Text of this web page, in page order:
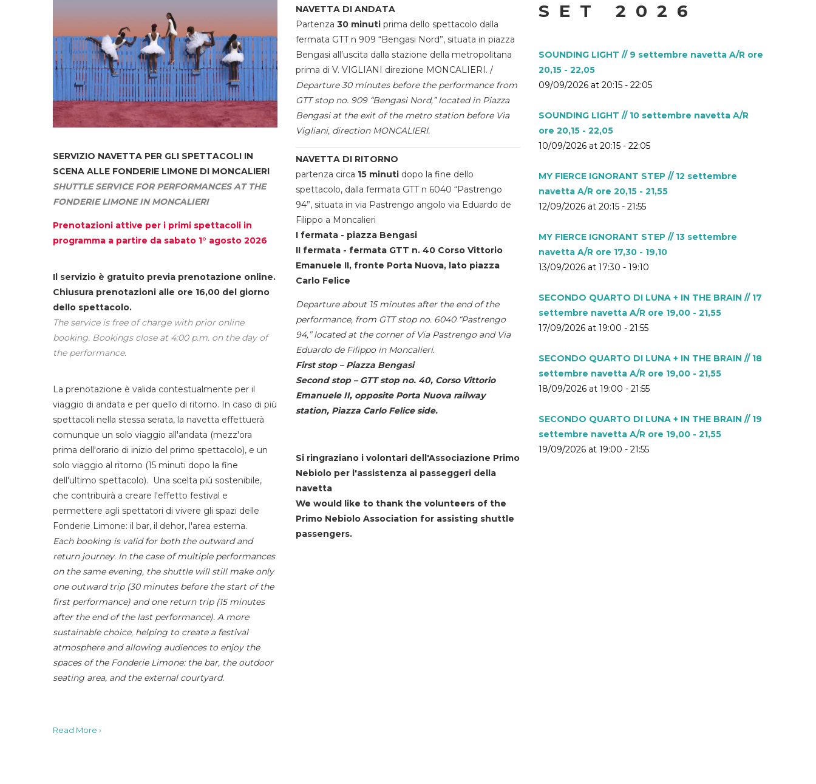
SERVIZIO NAVETTA PER GLI SPETTACOLI IN
SCENA ALLE FONDERIE LIMONE DI MONCALIERI
SHUTTLE SERVICE FOR PERFORMANCES AT THE
FONDERIE LIMONE IN MONCALIERI
Prenotazioni attive per i primi spettacoli in
programma a partire da sabato 1° agosto 2026
Il servizio è gratuito previa prenotazione online.
Chiusura prenotazioni alle ore 16,00 del giorno
dello spettacolo.
The service is free of charge with prior online
booking. Bookings close at 4:00 p.m. on the day of
the performance.
La prenotazione è valida contestualmente per il
viaggio di andata e per quello di ritorno. In caso di più
spettacoli nella stessa serata, la navetta effettuerà
comunque un solo viaggio all'andata (mezz'ora
prima dell'orario di inizio del primo spettacolo), e un
solo viaggio al ritorno (15 minuti dopo la fine
dell'ultimo spettacolo). Una scelta più sostenibile,
che contribuirà a creare l'effetto festival e
permettere agli spettatori di vivere gli spazi delle
Fonderie Limone: il bar, il dehor, l'area esterna.
Each booking is valid for both the outward and
return journey. In the case of multiple performances
on the same evening, the shuttle will still make only
one outward trip (30 minutes before the start of the
first performance) and one return trip (15 minutes
after the end of the last performance). A more
sustainable choice, helping to create a festival
atmosphere and allowing audiences to enjoy the
spaces of the Fonderie Limone: the bar, the outdoor
seating area, and the external courtyard.
NAVETTA DI ANDATA
Partenza 30 minuti prima dello spettacolo dalla
fermata GTT n 909 “Bengasi Nord”, situata in piazza
Bengasi all’uscita dalla stazione della metropolitana
prima di V. VIGLIANI direzione MONCALIERI. /
Departure 30 minutes before the performance from
GTT stop no. 909 “Bengasi Nord,” located in Piazza
Bengasi at the exit of the metro station before Via
Vigliani, direction MONCALIERI.
NAVETTA DI RITORNO
partenza circa 15 minuti dopo la fine dello
spettacolo, dalla fermata GTT n 6040 “Pastrengo
94”, situata in via Pastrengo angolo via Eduardo de
Filippo a Moncalieri
I fermata - piazza Bengasi
II fermata - fermata GTT n. 40 Corso Vittorio
Emanuele II, fronte Porta Nuova, lato piazza
Carlo Felice
Departure about 15 minutes after the end of the
performance, from GTT stop no. 6040 “Pastrengo
94,” located at the corner of Via Pastrengo and Via
Eduardo de Filippo in Moncalieri.
First stop – Piazza Bengasi
Second stop – GTT stop no. 40, Corso Vittorio
Emanuele II, opposite Porta Nuova railway
station, Piazza Carlo Felice side.
Si ringraziano i volontari dell'Associazione Primo
Nebiolo per l'assistenza ai passeggeri della
navetta
We would like to thank the volunteers of the
Primo Nebiolo Association for assisting shuttle
passengers.
SET 2026
SOUNDING LIGHT // 9 settembre navetta A/R ore
20,15 - 22,05
09/09/2026 at 20:15 - 22:05
SOUNDING LIGHT // 10 settembre navetta A/R
ore 20,15 - 22,05
10/09/2026 at 20:15 - 22:05
MY FIERCE IGNORANT STEP // 12 settembre
navetta A/R ore 20,15 - 21,55
12/09/2026 at 20:15 - 21:55
MY FIERCE IGNORANT STEP // 13 settembre
navetta A/R ore 17,30 - 19,10
13/09/2026 at 17:30 - 19:10
SECONDO QUARTO DI LUNA + IN THE BRAIN // 17
settembre navetta A/R ore 19,00 - 21,55
17/09/2026 at 19:00 - 21:55
SECONDO QUARTO DI LUNA + IN THE BRAIN // 18
settembre navetta A/R ore 19,00 - 21,55
18/09/2026 at 19:00 - 21:55
SECONDO QUARTO DI LUNA + IN THE BRAIN // 19
settembre navetta A/R ore 19,00 - 21,55
19/09/2026 at 19:00 - 21:55
Read More ›